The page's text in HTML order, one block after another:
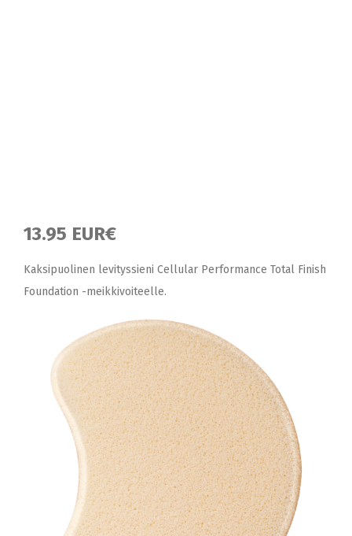
13.95 EUR€
Kaksipuolinen levityssieni Cellular Performance Total Finish
Foundation -meikkivoiteelle.